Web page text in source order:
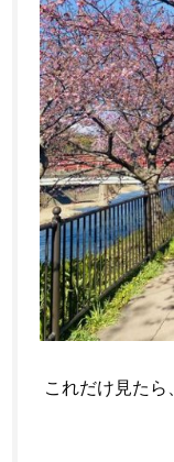
これだけ見たら